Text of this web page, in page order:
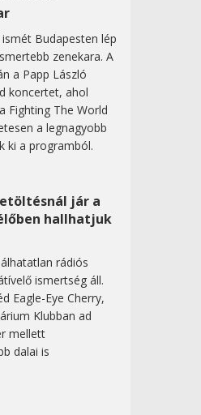
Budapesten lép
zenekara. A
a Papp László
koncertet, ahol
Fighting The World
a legnagyobb
ki a programból.
jár a
hallhatjuk
rádiós
ismertség áll.
Eagle-Eye Cherry,
Klubban ad
mellett
dalai is